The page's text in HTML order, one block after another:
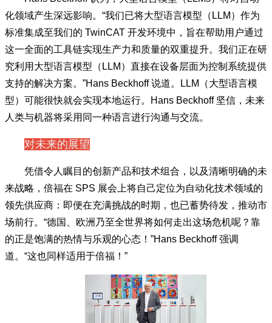
Hans Beckhoff 认为，大型语言模型（LLMs）将对自动
化领域产生深远影响。“我们已将大型语言模型（LLM）作为
标准集成至我们的 TwinCAT 开发环境中，旨在帮助用户通过
这一全面的工具链实现生产力和质量的双重提升。我们正在研
究利用大型语言模型（LLM）直接在设备层面为控制系统提供
支持的解决方案。”Hans Beckhoff 说道。LLM（大型语言模
型）可能很快就会实现本地运行。Hans Beckhoff 坚信，未来
人类与机器将采用同一种语言进行沟通与交流。
对未来的展望
凭借令人瞩目的创新产品和技术组合，以及清晰明确的未
来战略，倍福在 SPS 展会上将自己定位为自动化技术领域的
领先供应商：即便在充满挑战的时期，也已蓄势待发，推动市
场前行。“德国、欧洲乃至全世界将如何走出这场危机呢？靠
的正是饱满的热情与乐观的心态！”Hans Beckhoff 强调
道。“这也同样适用于倍福！”